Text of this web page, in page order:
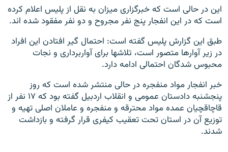
این در حالی است که خبرگزاری میزان به نقل از پلیس اعلام کرده
است که در این انفجار پنج نفر مجروح و دو نفر مفقود شده اند.
طبق این گزارش پلیس گفته است: احتمال گیر افتادن این افراد
در زیر آوارها متصور است، تلاشها برای آواربرداری و نجات
محبوس شدگان احتمالی ادامه دارد.
خبر انفجار مواد منفجره در حالی منتشر شده است که روز
پنجشنبه دادستان عمومی و انقلاب اردبیل گفته بود که ۱۷ نفر از
قاچاقچیان عمده مواد محترقه و منفجره و عاملان اصلی تهیه و
توزیع آن در استان تحت تعقیب کیفری قرار گرفته و بازداشت
شدند.